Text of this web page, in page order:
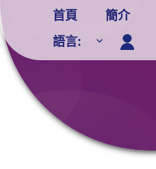
content
首頁 簡介
語言: